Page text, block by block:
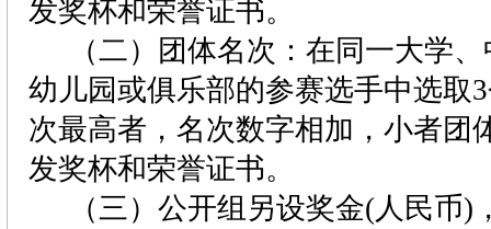
发奖杯和荣誉证书。
（二）团体名次：在同一大学
幼儿园或俱乐部的参赛选手中选取3
次最高者，名次数字相加，小者团
发奖杯和荣誉证书。
（三）公开组另设奖金(人民币)